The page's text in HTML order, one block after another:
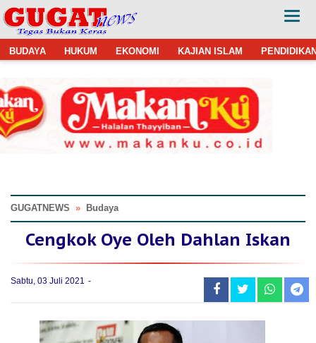
BUDAYA HUKUM EKONOMI KAJIAN ISLAM
GUGATNEWS » Budaya
Cengkok Oye Oleh Dahlan Iskan
Sabtu, 03 Juli 2021